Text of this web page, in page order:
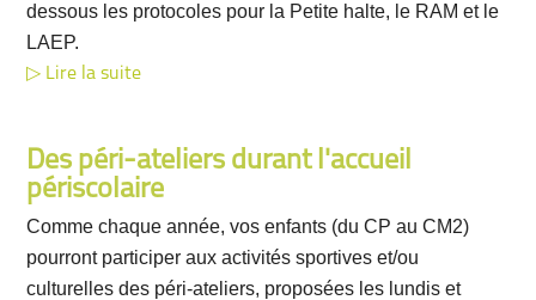
dessous les protocoles pour la Petite halte, le RAM et le
LAEP.
Lire la suite
Des péri-ateliers durant l'accueil
périscolaire
Comme chaque année, vos enfants (du CP au CM2)
pourront participer aux activités sportives et/ou
culturelles des péri-ateliers, proposées les lundis et